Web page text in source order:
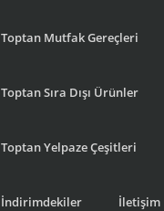
Toptan Mutfak Gereçleri
Toptan Sıra Dışı Ürünler
Toptan Yelpaze Çeşitleri
İndirimdekiler İletişim